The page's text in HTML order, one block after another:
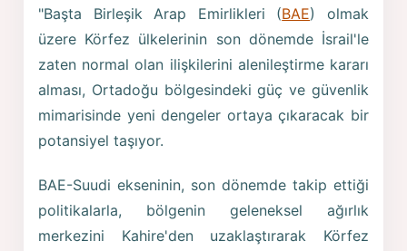
"Başta Birleşik Arap Emirlikleri (BAE) olmak
üzere Körfez ülkelerinin son dönemde İsrail'le
zaten normal olan ilişkilerini alenileştirme kararı
alması, Ortadoğu bölgesindeki güç ve güvenlik
mimarisinde yeni dengeler ortaya çıkaracak bir
potansiyel taşıyor.
BAE-Suudi ekseninin, son dönemde takip ettiği
politikalarla, bölgenin geleneksel ağırlık
merkezini Kahire'den uzaklaştırarak Körfez